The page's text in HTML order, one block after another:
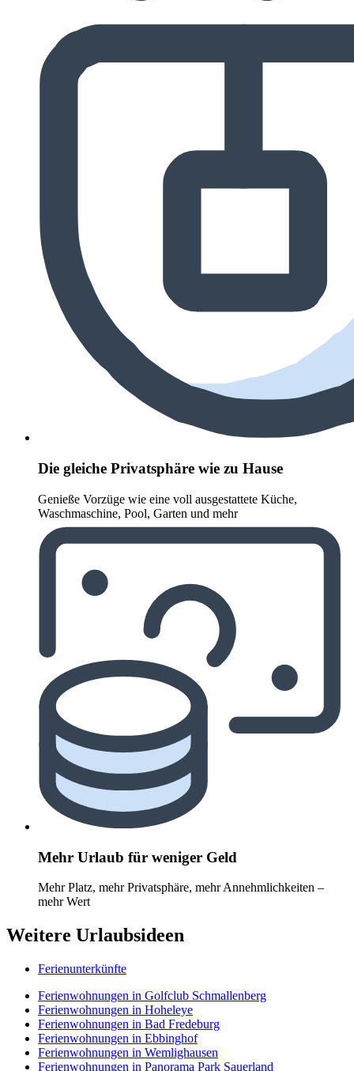
Die gleiche Privatsphäre wie zu Hause
Genieße Vorzüge wie eine voll ausgestattete Küche,
Waschmaschine, Pool, Garten und mehr
Mehr Urlaub für weniger Geld
Mehr Platz, mehr Privatsphäre, mehr Annehmlichkeiten –
mehr Wert
Weitere Urlaubsideen
Ferienunterkünfte
Ferienwohnungen in Golfclub Schmallenberg
Ferienwohnungen in Hoheleye
Ferienwohnungen in Bad Fredeburg
Ferienwohnungen in Ebbinghof
Ferienwohnungen in Wemlighausen
Ferienwohnungen in Panorama Park Sauerland